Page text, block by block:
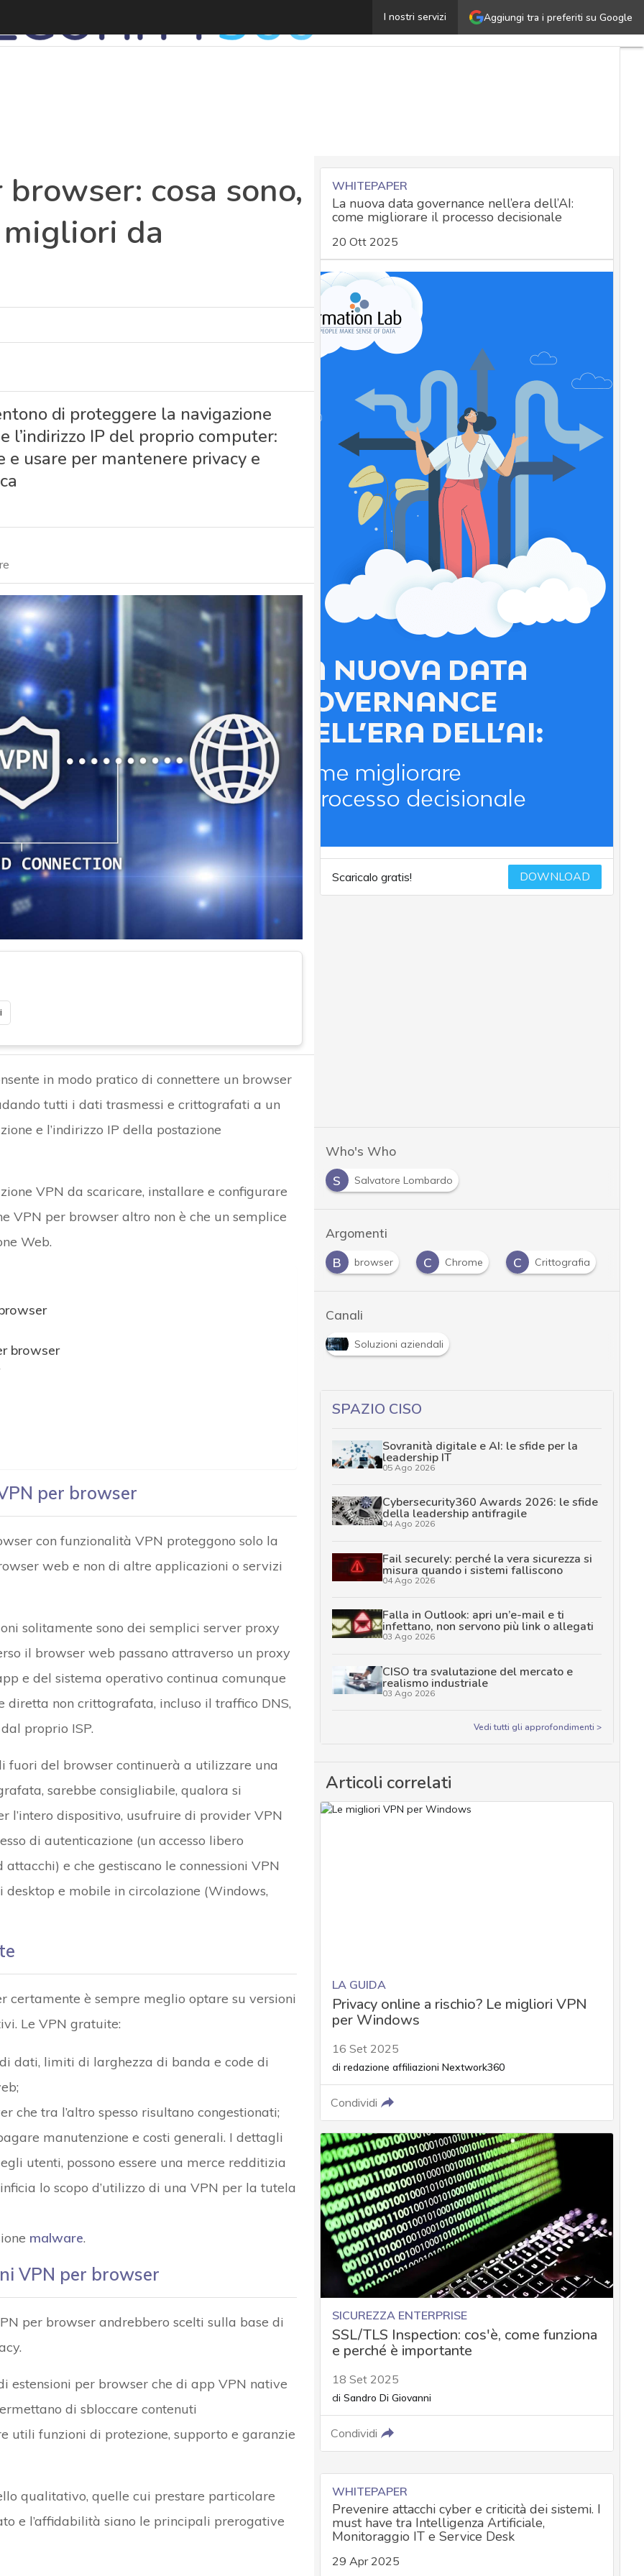
Aggiungi tra i preferiti su Google
I nostri servizi
Estensioni VPN per browser: cosa sono, a cosa
cosa sono,
da
di proteggere la navigazione
l’indirizzo IP del proprio computer:
usare per mantenere privacy e
in modo pratico di connettere un browser
tutti i dati trasmessi e crittografati a un
e l’indirizzo IP della postazione
VPN da scaricare, installare e configurare
VPN per browser altro non è che un semplice
Web.
browser
per browser
con funzionalità VPN proteggono solo la
web e non di altre applicazioni o servizi
solitamente sono dei semplici server proxy
il browser web passano attraverso un proxy
e del sistema operativo continua comunque
diretta non crittografata, incluso il traffico DNS,
proprio ISP.
fuori del browser continuerà a utilizzare una
sarebbe consigliabile, qualora si
l’intero dispositivo, usufruire di provider VPN
di autenticazione (un accesso libero
e che gestiscano le connessioni VPN
e mobile in circolazione (Windows,
certamente è sempre meglio optare su versioni
Le VPN gratuite:
dati, limiti di larghezza di banda e code di
che tra l’altro spesso risultano congestionati;
manutenzione e costi generali. I dettagli
utenti, possono essere una merce redditizia
lo scopo d’utilizzo di una VPN per la tutela
malware.
VPN per browser
per browser andrebbero scelti sulla base di
estensioni per browser che di app VPN native
di sbloccare contenuti
utili funzioni di protezione, supporto e garanzie
qualitativo, quelle cui prestare particolare
e l’affidabilità siano le principali prerogative
WHITEPAPER
La nuova data governance nell’era dell’AI:
come migliorare il processo decisionale
20 Ott 2025
Scaricalo gratis! DOWNLOAD
Who's Who
S
Salvatore Lombardo
Argomenti
B browser C Chrome C Crittografia
Canali
Soluzioni aziendali
SPAZIO CISO
Sovranità digitale e AI: le sfide per la
leadership IT
05 Ago 2026
Cybersecurity360 Awards 2026: le sfide
della leadership antifragile
04 Ago 2026
Fail securely: perché la vera sicurezza si
misura quando i sistemi falliscono
04 Ago 2026
Falla in Outlook: apri un’e-mail e ti
infettano, non servono più link o allegati
03 Ago 2026
CISO tra svalutazione del mercato e
realismo industriale
03 Ago 2026
Vedi tutti gli approfondimenti >
Articoli correlati
LA GUIDA
Privacy online a rischio? Le migliori VPN
per Windows
16 Set 2025
di redazione affiliazioni Nextwork360
Condividi
SICUREZZA ENTERPRISE
SSL/TLS Inspection: cos'è, come funziona
e perché è importante
18 Set 2025
di Sandro Di Giovanni
Condividi
WHITEPAPER
Prevenire attacchi cyber e criticità dei sistemi. I
must have tra Intelligenza Artificiale,
Monitoraggio IT e Service Desk
29 Apr 2025